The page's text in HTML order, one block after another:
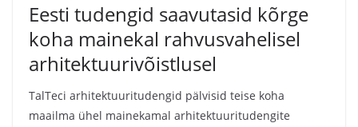
Eesti tudengid saavutasid kõrge
koha mainekal rahvusvahelisel
arhitektuurivõistlusel
TalTeci arhitektuuritudengid pälvisid teise koha
maailma ühel mainekamal arhitektuuritudengite